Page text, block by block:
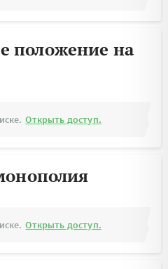
положение на
Открыть доступ.
Открыть доступ.